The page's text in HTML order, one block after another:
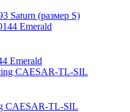
Saturn (размер S)
Emerald
CAESAR-TL-SIL